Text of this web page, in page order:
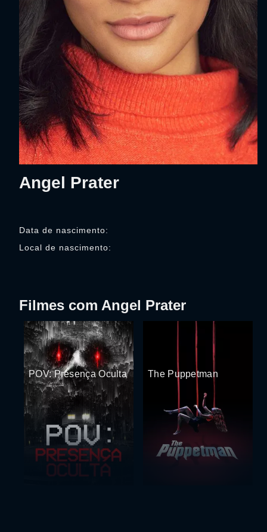
Angel Prater
Data de nascimento:
Local de nascimento:
Filmes com Angel Prater
POV: Presença Oculta The Puppetman